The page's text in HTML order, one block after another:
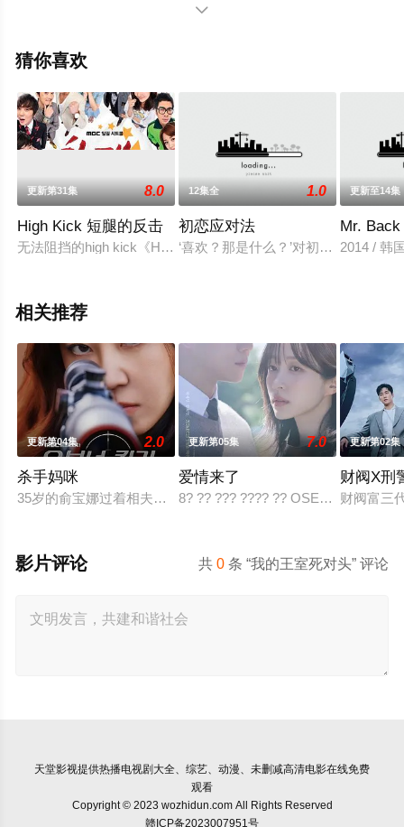
尹周相,尹炳熙,郑英珠,白恩惠,白智媛,朴镇宇,吴敏爱,张河恩
完整版电视剧全集就上天堂电影网，更多相关信息可移步

猜你喜欢
更新第31集 8.0
High Kick 短腿的反击
无法阻挡的high kick《High Kick Season3》作为继《无法阻挡的
12集全 1.0
初恋应对法
‘喜欢？那是什么？’对初恋的感觉好
更新至14集
Mr. Back
2014 / 韩
相关推荐
更新第04集 2.0
杀手妈咪
35岁的俞宝娜过着相夫教子的普通生活。表面上她看起来温顺
更新第05集 7.0
爱情来了
8? ?? ??? ???? ?? OSEN? “??? KBS2
更新第02集
财阀X刑
财阀富三
共0 条 “我的王室死对头” 评论
影片评论
天堂影视提供热播电视剧大全、综艺、动漫、未删减高清电影在线免费
观看
Copyright © 2023 wozhidun.com All Rights Reserved
赣ICP备2023007951号